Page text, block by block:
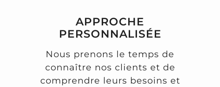
APPROCHE
PERSONNALISÉE
Nous prenons le temps de
connaître nos clients et de
comprendre leurs besoins et